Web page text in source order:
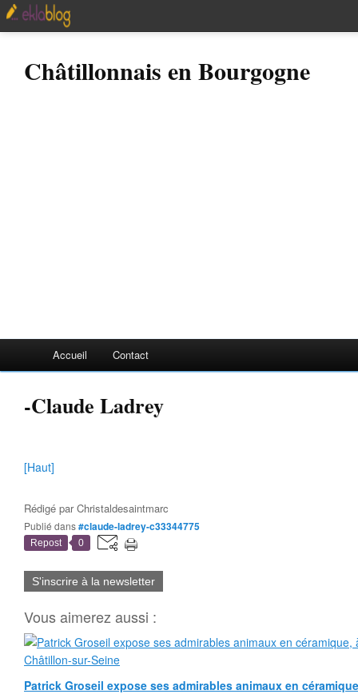
Châtillonnais en Bourgogne
Accueil Contact
-Claude Ladrey
[Haut]
Rédigé parChristaldesaintmarc
Publié dans#claude-ladrey-c33344775
Repost 0
S'inscrire à la newsletter
Vous aimerez aussi :
Patrick Groseil expose ses admirables animaux en